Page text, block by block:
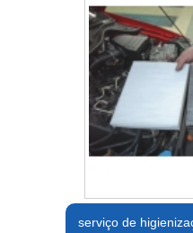
serviço de